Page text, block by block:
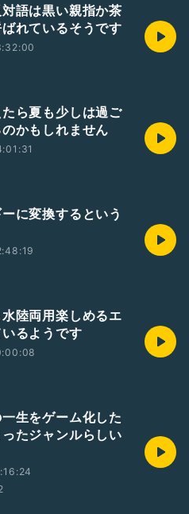
語は黒い親指か茶
れているそうです
ら夏も少しは過ご
かもしれません
に変換するという
陸両用楽しめるエ
るようです
生をゲーム化した
たジャンルらしい